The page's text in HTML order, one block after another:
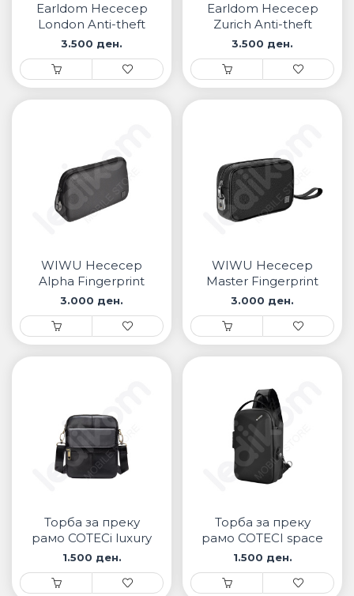
Earldom Несесер
London Anti-theft
Fingerprint Lock
3.500 ден.
Earldom Несесер
Zurich Anti-theft
Fingerprint Lock
3.500 ден.
WIWU Несесер
Alpha Fingerprint
3.000 ден.
WIWU Несесер
Master Fingerprint
3.000 ден.
Торба за преку
рамо COTECi luxury
series
1.500 ден.
Торба за преку
рамо COTECI space
series boarding lock
1.500 ден.